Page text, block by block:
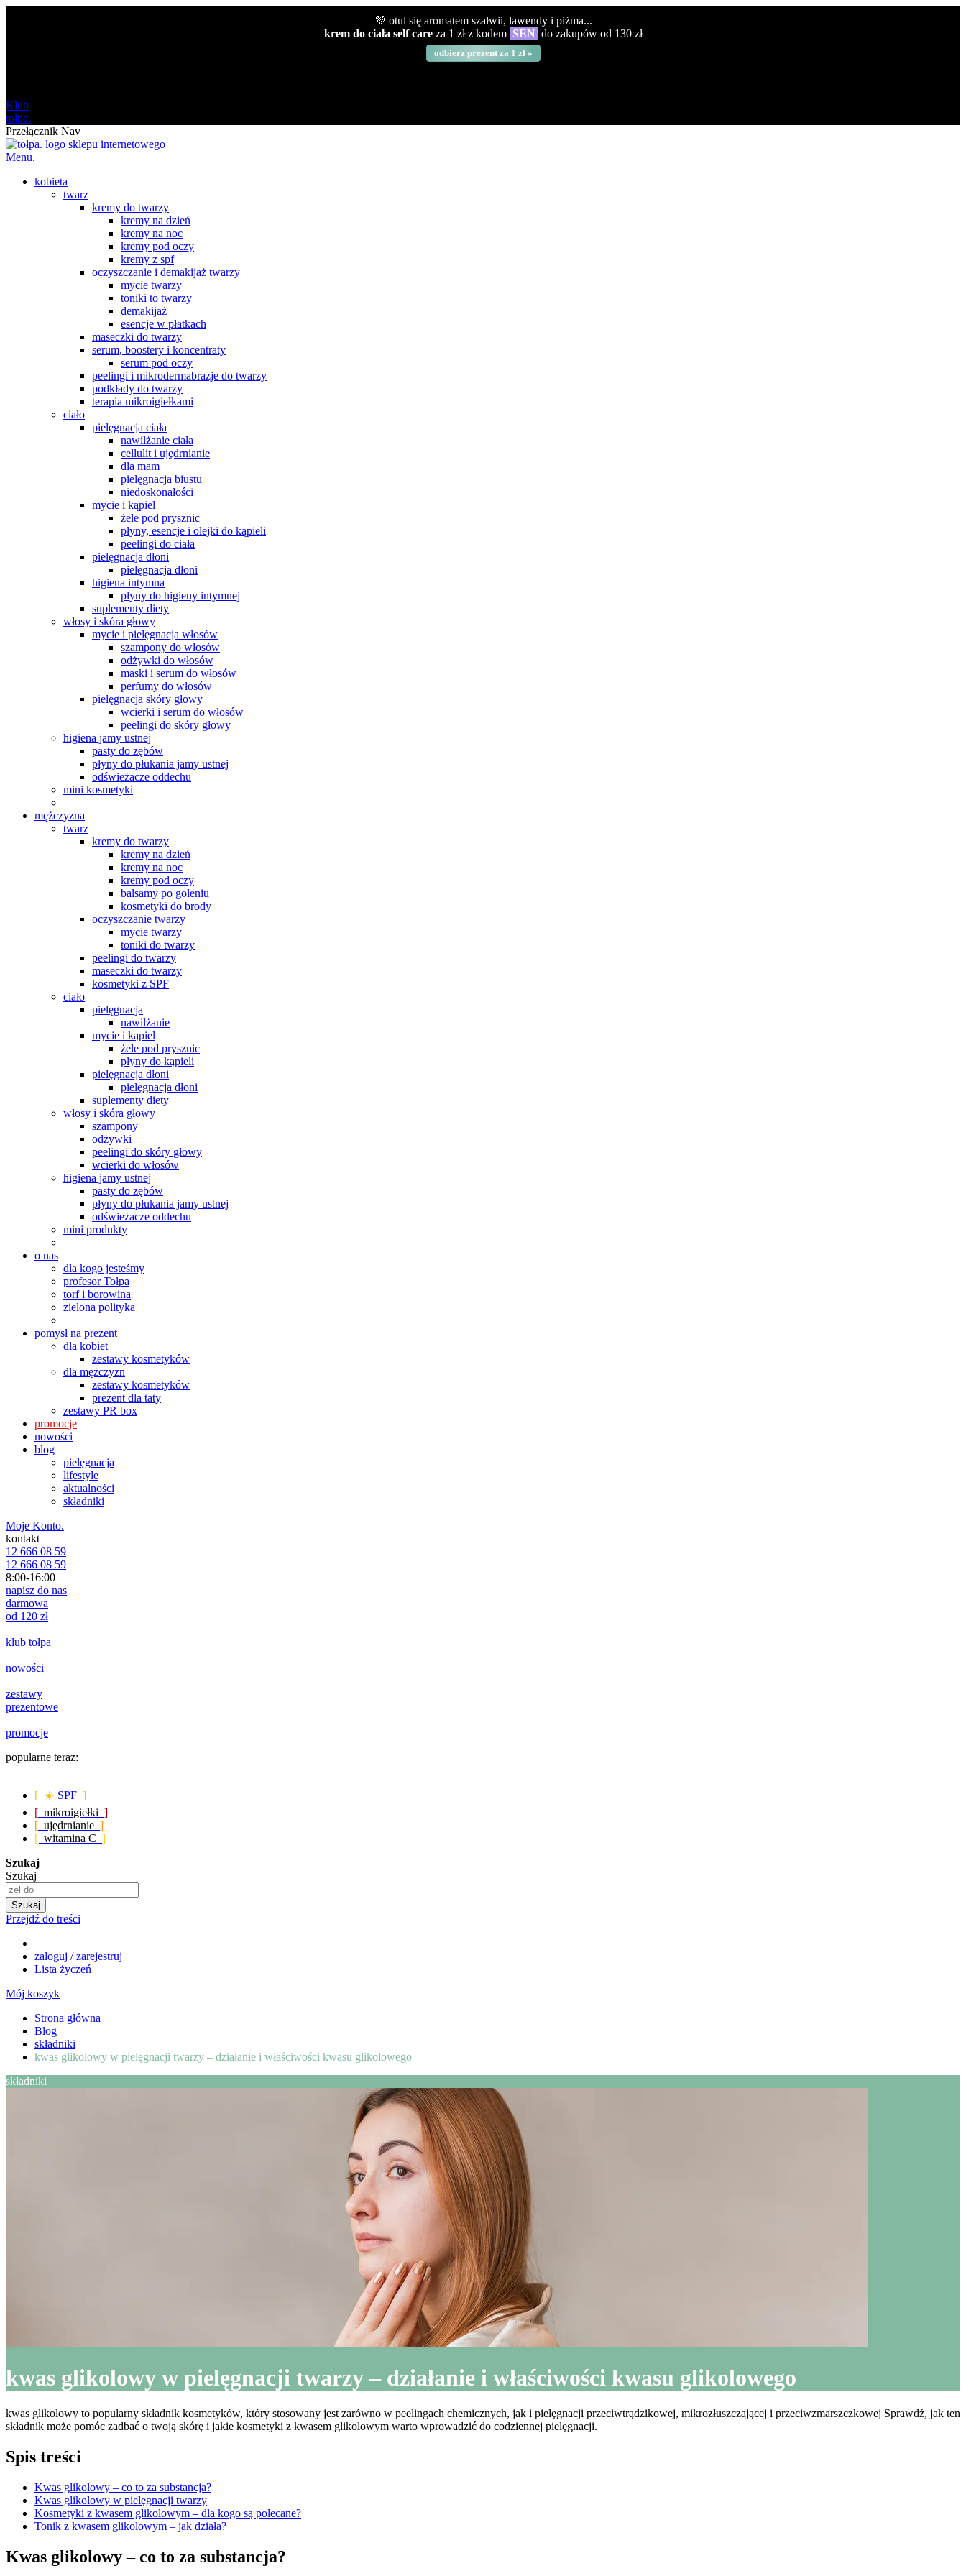
💜 otul się aromatem szałwii, lawendy i piżma...
krem do ciała self careza 1 zł z kodem SEN do zakupów od 130 zł
odbierz prezent za 1 zł »
Klub
tołpa.
Przełącznik Nav
Menu.
kobieta
twarz
kremy do twarzy
kremy na dzień
kremy na noc
kremy pod oczy
kremy z spf
oczyszczanie i demakijaż twarzy
mycie twarzy
toniki to twarzy
demakijaż
esencje w płatkach
maseczki do twarzy
serum, boostery i koncentraty
serum pod oczy
peelingi i mikrodermabrazje do twarzy
podkłady do twarzy
terapia mikroigiełkami
ciało
pielęgnacja ciała
nawilżanie ciała
cellulit i ujędrnianie
dla mam
pielęgnacja biustu
niedoskonałości
mycie i kąpiel
żele pod prysznic
płyny, esencje i olejki do kąpieli
peelingi do ciała
pielęgnacja dłoni
pielęgnacja dłoni
higiena intymna
płyny do higieny intymnej
suplementy diety
włosy i skóra głowy
mycie i pielęgnacja włosów
szampony do włosów
odżywki do włosów
maski i serum do włosów
perfumy do włosów
pielęgnacja skóry głowy
wcierki i serum do włosów
peelingi do skóry głowy
higiena jamy ustnej
pasty do zębów
płyny do płukania jamy ustnej
odświeżacze oddechu
mini kosmetyki
mężczyzna
twarz
kremy do twarzy
kremy na dzień
kremy na noc
kremy pod oczy
balsamy po goleniu
kosmetyki do brody
oczyszczanie twarzy
mycie twarzy
toniki do twarzy
peelingi do twarzy
maseczki do twarzy
kosmetyki z SPF
ciało
pielęgnacja
nawilżanie
mycie i kąpiel
żele pod prysznic
płyny do kąpieli
pielęgnacja dłoni
pielęgnacja dłoni
suplementy diety
włosy i skóra głowy
szampony
odżywki
peelingi do skóry głowy
wcierki do włosów
higiena jamy ustnej
pasty do zębów
płyny do płukania jamy ustnej
odświeżacze oddechu
mini produkty
o nas
dla kogo jesteśmy
profesor Tołpa
torf i borowina
zielona polityka
pomysł na prezent
dla kobiet
zestawy kosmetyków
dla mężczyzn
zestawy kosmetyków
prezent dla taty
zestawy PR box
promocje
nowości
blog
pielęgnacja
lifestyle
aktualności
składniki
Moje Konto.
kontakt
12 666 08 59
12 666 08 59
8:00-16:00
napisz do nas
darmowa
od 120 zł
klub tołpa
nowości
zestawy
prezentowe
promocje
popularne teraz:
[ ☀️ SPF ]
[ mikroigiełki ]
[ ujędrnianie ]
[ witamina C ]
Szukaj
Szukaj
Szukaj
Przejdź do treści
zaloguj / zarejestruj
Lista życzeń
Mój koszyk
Strona główna
Blog
składniki
kwas glikolowy w pielęgnacji twarzy – działanie i właściwości kwasu glikolowego
składniki
kwas glikolowy w pielęgnacji twarzy – działanie i właściwości kwasu glikolowego
kwas glikolowy to popularny składnik kosmetyków, który stosowany jest zarówno w peelingach chemicznych, jak i pielęgnacji przeciwtrądzikowej, mikrozłuszczającej i przeciwzmarszczkowej Sprawdź, jak ten
składnik może pomóc zadbać o twoją skórę i jakie kosmetyki z kwasem glikolowym warto wprowadzić do codziennej pielęgnacji.
Spis treści
Kwas glikolowy – co to za substancja?
Kwas glikolowy w pielęgnacji twarzy
Kosmetyki z kwasem glikolowym – dla kogo są polecane?
Tonik z kwasem glikolowym – jak działa?
Kwas glikolowy – co to za substancja?